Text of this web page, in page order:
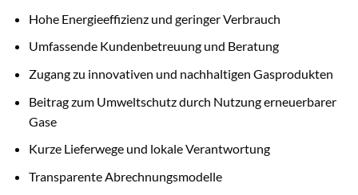
Hohe Energieeffizienz und geringer Verbrauch
Umfassende Kundenbetreuung und Beratung
Zugang zu innovativen und nachhaltigen Gasprodukten
Beitrag zum Umweltschutz durch Nutzung erneuerbarer
Gase
Kurze Lieferwege und lokale Verantwortung
Transparente Abrechnungsmodelle